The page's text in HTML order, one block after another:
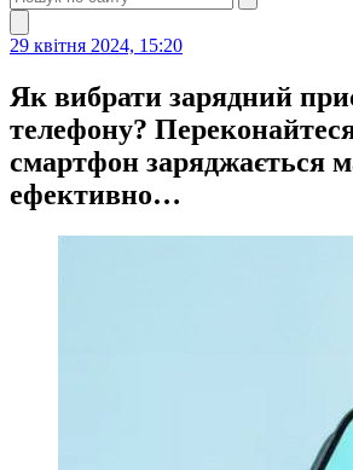
29 квітня 2024, 15:20
Як вибрати зарядний
телефону?
смартфон заряджається
ефективно…